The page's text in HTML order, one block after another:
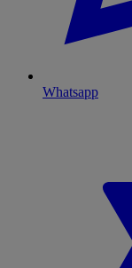
Whatsapp